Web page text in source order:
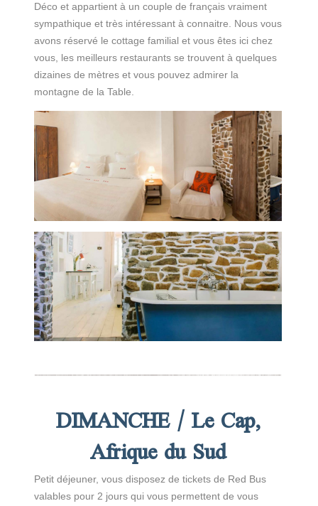
Déco et appartient à un couple de français vraiment
sympathique et très intéressant à connaitre. Nous vous
avons réservé le cottage familial et vous êtes ici chez
vous, les meilleurs restaurants se trouvent à quelques
dizaines de mètres et vous pouvez admirer la
montagne de la Table.
DIMANCHE / Le Cap,
Afrique du Sud
Petit déjeuner, vous disposez de tickets de Red Bus
valables pour 2 jours qui vous permettent de vous